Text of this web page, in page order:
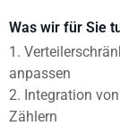
Was wir für Sie
1.
anpassen
2. Integration
Zählern